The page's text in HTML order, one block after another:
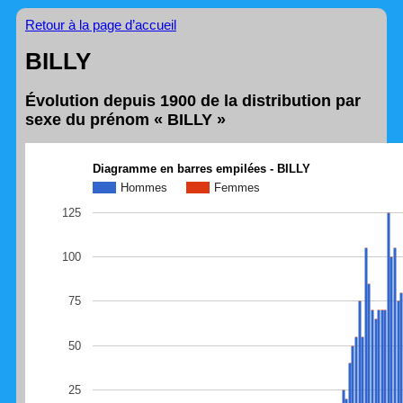
Retour à la page d’accueil
BILLY
Évolution depuis 1900 de la distribution par
sexe du prénom « BILLY »
Diagramme en barres empilées - BILLY
Hommes
Femmes
25
50
75
100
125